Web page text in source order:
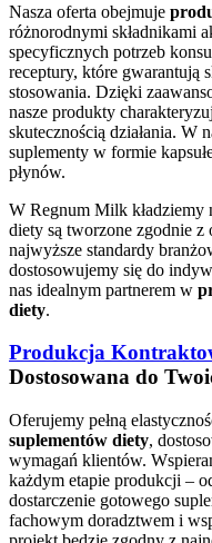
Nasza oferta obejmuje
różnorodnymi składnikami
specyficznych potrzeb
receptury, które gwarantują
stosowania. Dzięki
nasze produkty
skutecznością działania. W
suplementy w formie
płynów.
W Regnum Milk kładziemy
diety są tworzone zgodnie z
najwyższe standardy
dostosowujemy się do
nas idealnym partnerem w
diety.
Produkcja
Dostosowana do
Oferujemy pełną
suplementów diety,
wymagań klientów.
każdym etapie produkcji –
dostarczenie gotowego
fachowym doradztwem i